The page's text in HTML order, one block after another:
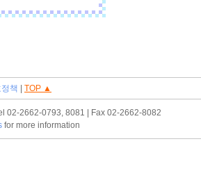
책 TOP ▲
02-2662-0793, 8081 | Fax 02-2662-8082
for more information